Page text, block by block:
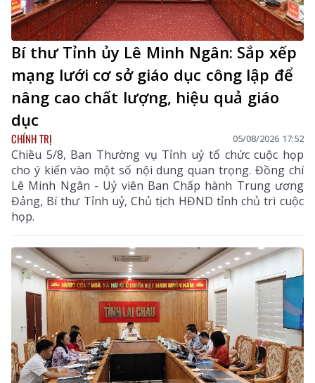
Bí thư Tỉnh ủy Lê Minh Ngân: Sắp xếp
mạng lưới cơ sở giáo dục công lập để
nâng cao chất lượng, hiệu quả giáo
dục
CHÍNH TRỊ 05/08/2026 17:52
Chiều 5/8, Ban Thường vụ Tỉnh uỷ tổ chức cuộc họp
cho ý kiến vào một số nội dung quan trọng. Đồng chí
Lê Minh Ngân - Uỷ viên Ban Chấp hành Trung ương
Đảng, Bí thư Tỉnh uỷ, Chủ tịch HĐND tỉnh chủ trì cuộc
họp.